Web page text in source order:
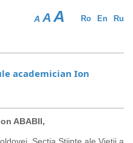
Ro En Ru
A A A
academician Ion
ABABII,